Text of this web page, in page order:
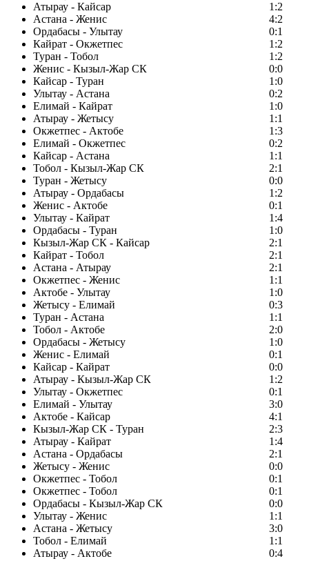
Атырау - Кайсар
1:2
Астана - Женис
4:2
Ордабасы - Улытау
0:1
Кайрат - Окжетпес
1:2
Туран - Тобол
1:2
Женис - Кызыл-Жар СК
0:0
Кайсар - Туран
1:0
Улытау - Астана
0:2
Елимай - Кайрат
1:0
Атырау - Жетысу
1:1
Окжетпес - Актобе
1:3
Елимай - Окжетпес
0:2
Кайсар - Астана
1:1
Тобол - Кызыл-Жар СК
2:1
Туран - Жетысу
0:0
Атырау - Ордабасы
1:2
Женис - Актобе
0:1
Улытау - Кайрат
1:4
Ордабасы - Туран
1:0
Кызыл-Жар СК - Кайсар
2:1
Кайрат - Тобол
2:1
Астана - Атырау
2:1
Окжетпес - Женис
1:1
Актобе - Улытау
1:0
Жетысу - Елимай
0:3
Туран - Астана
1:1
Тобол - Актобе
2:0
Ордабасы - Жетысу
1:0
Женис - Елимай
0:1
Кайсар - Кайрат
0:0
Атырау - Кызыл-Жар СК
1:2
Улытау - Окжетпес
0:1
Елимай - Улытау
3:0
Актобе - Кайсар
4:1
Кызыл-Жар СК - Туран
2:3
Атырау - Кайрат
1:4
Астана - Ордабасы
2:1
Жетысу - Женис
0:0
Окжетпес - Тобол
0:1
Окжетпес - Тобол
0:1
Ордабасы - Кызыл-Жар СК
0:0
Улытау - Женис
1:1
Астана - Жетысу
3:0
Тобол - Елимай
1:1
Атырау - Актобе
0:4